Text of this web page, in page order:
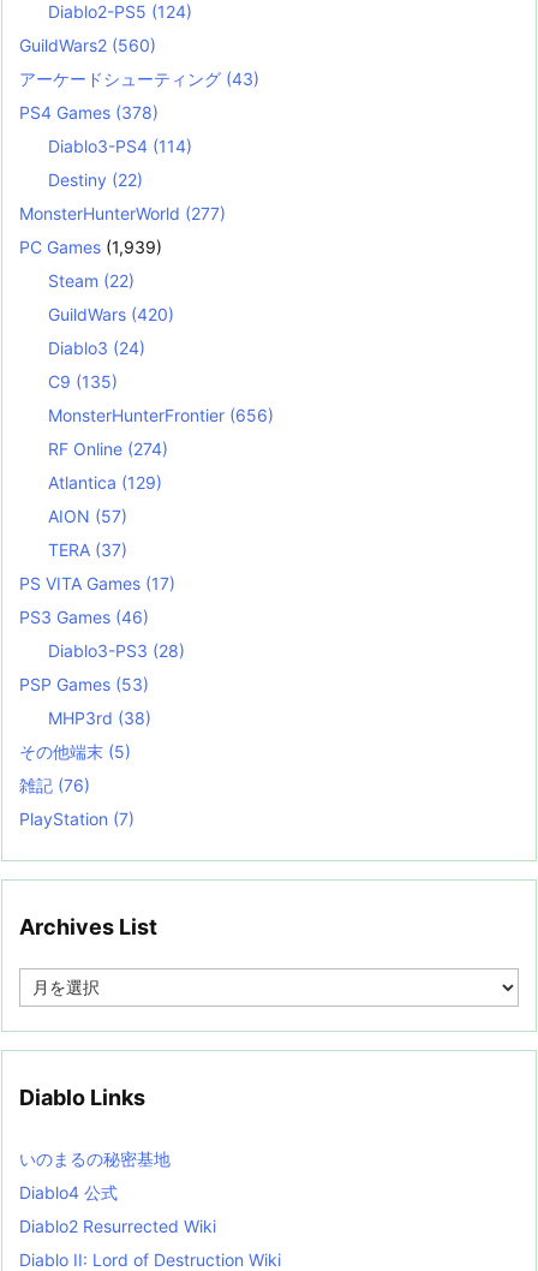
Diablo2-PS5 (124)
GuildWars2 (560)
アーケードシューティング (43)
PS4 Games (378)
Diablo3-PS4 (114)
Destiny (22)
MonsterHunterWorld (277)
PC Games (1,939)
Steam (22)
GuildWars (420)
Diablo3 (24)
C9 (135)
MonsterHunterFrontier (656)
RF Online (274)
Atlantica (129)
AION (57)
TERA (37)
PS VITA Games (17)
PS3 Games (46)
Diablo3-PS3 (28)
PSP Games (53)
MHP3rd (38)
その他端末 (5)
雑記 (76)
PlayStation (7)
Archives List
e
i
s
t
Diablo Links
いのまるの秘密基地
Diablo4 公式
Diablo2 Resurrected Wiki
Diablo II: Lord of Destruction Wiki